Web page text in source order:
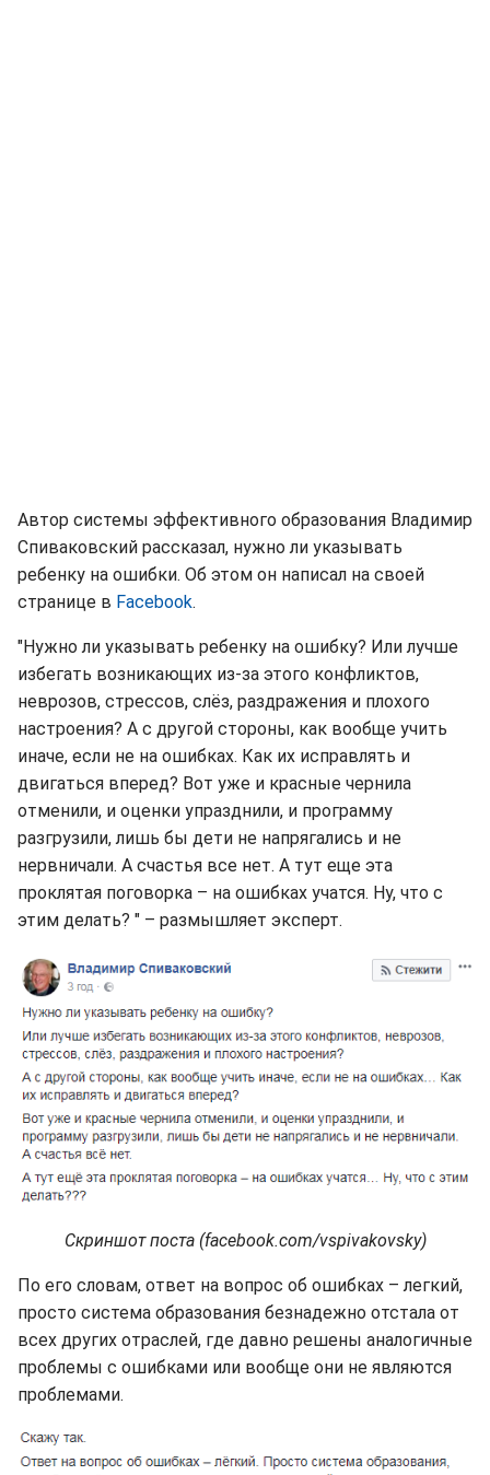
Автор системы эффективного образования Владимир
Спиваковский рассказал, нужно ли указывать
ребенку на ошибки. Об этом он написал на своей
странице в Facebook.
"Нужно ли указывать ребенку на ошибку? Или лучше
избегать возникающих из-за этого конфликтов,
неврозов, стрессов, слёз, раздражения и плохого
настроения? А с другой стороны, как вообще учить
иначе, если не на ошибках. Как их исправлять и
двигаться вперед? Вот уже и красные чернила
отменили, и оценки упразднили, и программу
разгрузили, лишь бы дети не напрягались и не
нервничали. А счастья все нет. А тут еще эта
проклятая поговорка – на ошибках учатся. Ну, что с
этим делать? " – размышляет эксперт.
Скриншот поста (facebook.com/vspivakovsky)
По его словам, ответ на вопрос об ошибках – легкий,
просто система образования безнадежно отстала от
всех других отраслей, где давно решены аналогичные
проблемы с ошибками или вообще они не являются
проблемами.